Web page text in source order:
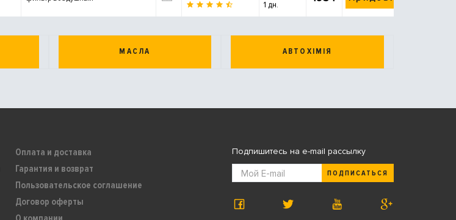
1 дн.
МАСЛА АВТОХІМІЯ
Оплата и доставка
Гарантия и возврат
Пользовательское соглашение
Договор оферты
Подпишитесь на e-mail рассылку
ПОДПИСАТЬСЯ